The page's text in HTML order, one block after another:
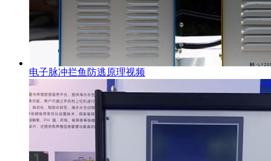
电子脉冲拦鱼防逃原理视频